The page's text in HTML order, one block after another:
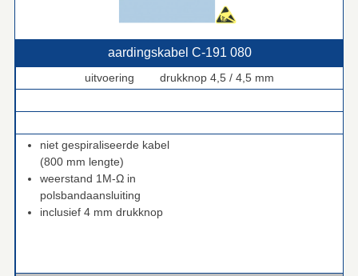
aardingskabel C‑191 080
uitvoering drukknop 4,5 / 4,5 mm
niet gespiraliseerde kabel
(800 mm lengte)
weerstand 1M-Ω in
polsbandaansluiting
inclusief 4 mm drukknop